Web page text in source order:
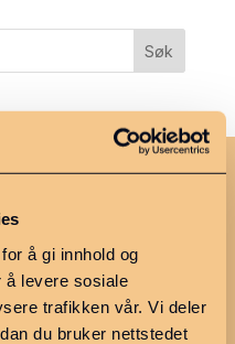
å gi innhold og
å levere sosiale
trafikken vår. Vi deler
du bruker nettstedet